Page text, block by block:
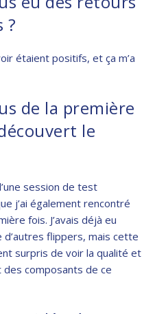
?
étaient positifs, et ça m’a
de la première
le
session de test
j’ai également rencontré
fois. J’avais déjà eu
d’autres flippers, mais cette
surpris de voir la qualité et
des composants de ce